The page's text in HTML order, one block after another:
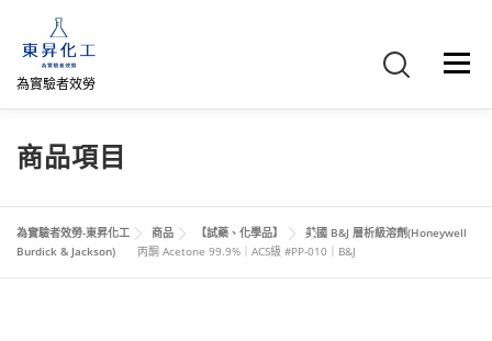
為實驗者效勞
選單
首頁 關於我們
網路商店 直購專區 詢價車、購物車/會員
商品項目
為實驗者效勞-東昇化工 商品 【試藥、化學品】
美國 B&J 層析級溶劑(Honeywell
Burdick & Jackson)
丙酮 Acetone 99.9%｜ACS級 #PP-010｜B&J